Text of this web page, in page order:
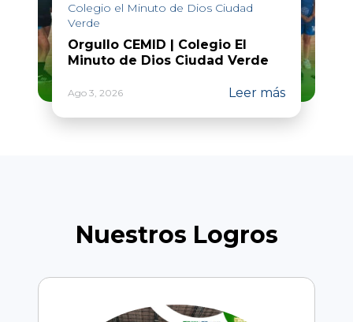
Colegio el Minuto de Dios Ciudad
Verde
Orgullo CEMID | Colegio El
Minuto de Dios Ciudad Verde
Ago 3, 2026 Leer más
Nuestros Logros